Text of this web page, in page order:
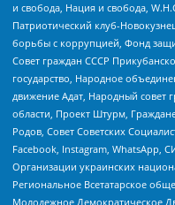
и свобода, Нация и свобода,
Патриотический клуб-
борьбы с коррупцией, Фонд
Совет граждан СССР
государство, Народное
движение Адат, Народный совет
области, Проект Штурм,
Родов, Совет Советских
Facebook, Instagram, WhatsApp,
Организации украинских
Региональное Всетатарское
Молодежное Демократическое